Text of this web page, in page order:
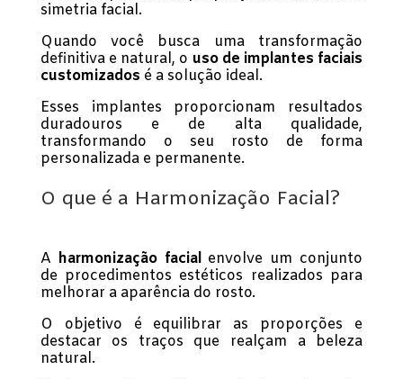
simetria facial.
Quando você busca uma transformação
definitiva e natural, o uso de implantes faciais
customizados é a solução ideal.
Esses implantes proporcionam resultados
duradouros e de alta qualidade,
transformando o seu rosto de forma
personalizada e permanente.
O que é a Harmonização Facial?
A harmonização facialenvolve um conjunto
de procedimentos estéticos realizados para
melhorar a aparência do rosto.
O objetivo é equilibrar as proporções e
destacar os traços que realçam a beleza
natural.